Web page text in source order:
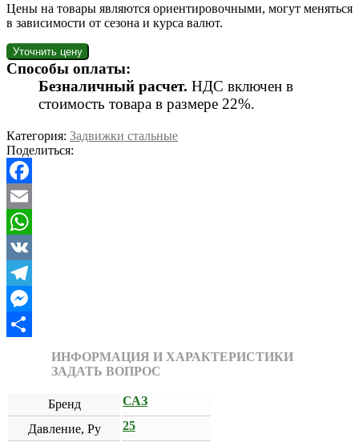
Цены на товары являются ориентировочными, могут меняться
в зависимости от сезона и курса валют.
Способы оплаты:
Безналичный расчет. НДС включен в
стоимость товара в размере 22%.
Категория: Задвижки стальные
Поделиться:
Facebook
Email
WhatsApp
VK
Telegram
Messenger
Отправить
ИНФОРМАЦИЯ И ХАРАКТЕРИСТИКИ
ЗАДАТЬ ВОПРОС
Бренд САЗ
Давление, Ру 25